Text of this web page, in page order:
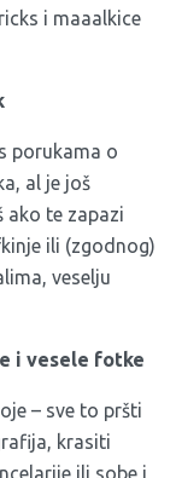
i maaalkice
porukama o
al je još
te zapazi
ili (zgodnog)
veselju
i vesele fotke
– sve to pršti
krasiti
ili sobe i